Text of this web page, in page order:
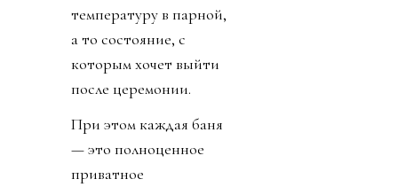
температуру в парной,
а то состояние, с
которым хочет выйти
после церемонии.
При этом каждая баня
— это полноценное
приватное